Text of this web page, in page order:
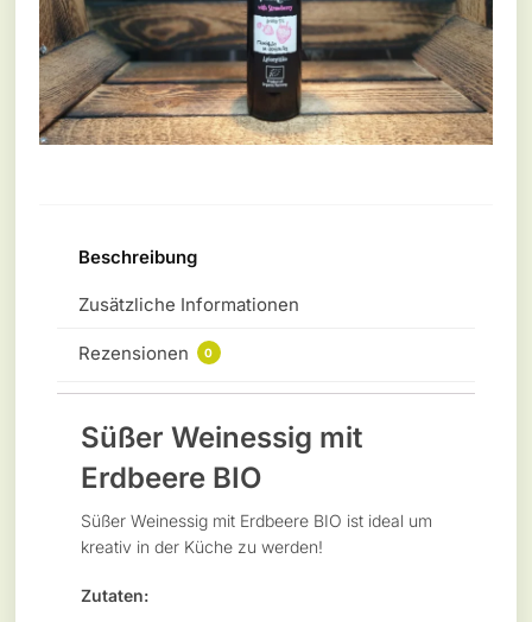
Beschreibung
Zusätzliche Informationen
Rezensionen 0
Süßer Weinessig mit
Erdbeere BIO
Süßer Weinessig mit Erdbeere BIO ist ideal um
kreativ in der Küche zu werden!
Zutaten: